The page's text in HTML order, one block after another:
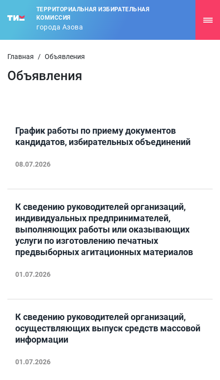
ТЕРРИТОРИАЛЬНАЯ ИЗБИРАТЕЛЬНАЯ
КОМИССИЯ
города Азова
Главная / Объявления
Объявления
График работы по приему документов
кандидатов, избирательных объединений
08.07.2026
К сведению руководителей организаций,
индивидуальных предпринимателей,
выполняющих работы или оказывающих
услуги по изготовлению печатных
предвыборных агитационных материалов
01.07.2026
К сведению руководителей организаций,
осуществляющих выпуск средств массовой
информации
01.07.2026